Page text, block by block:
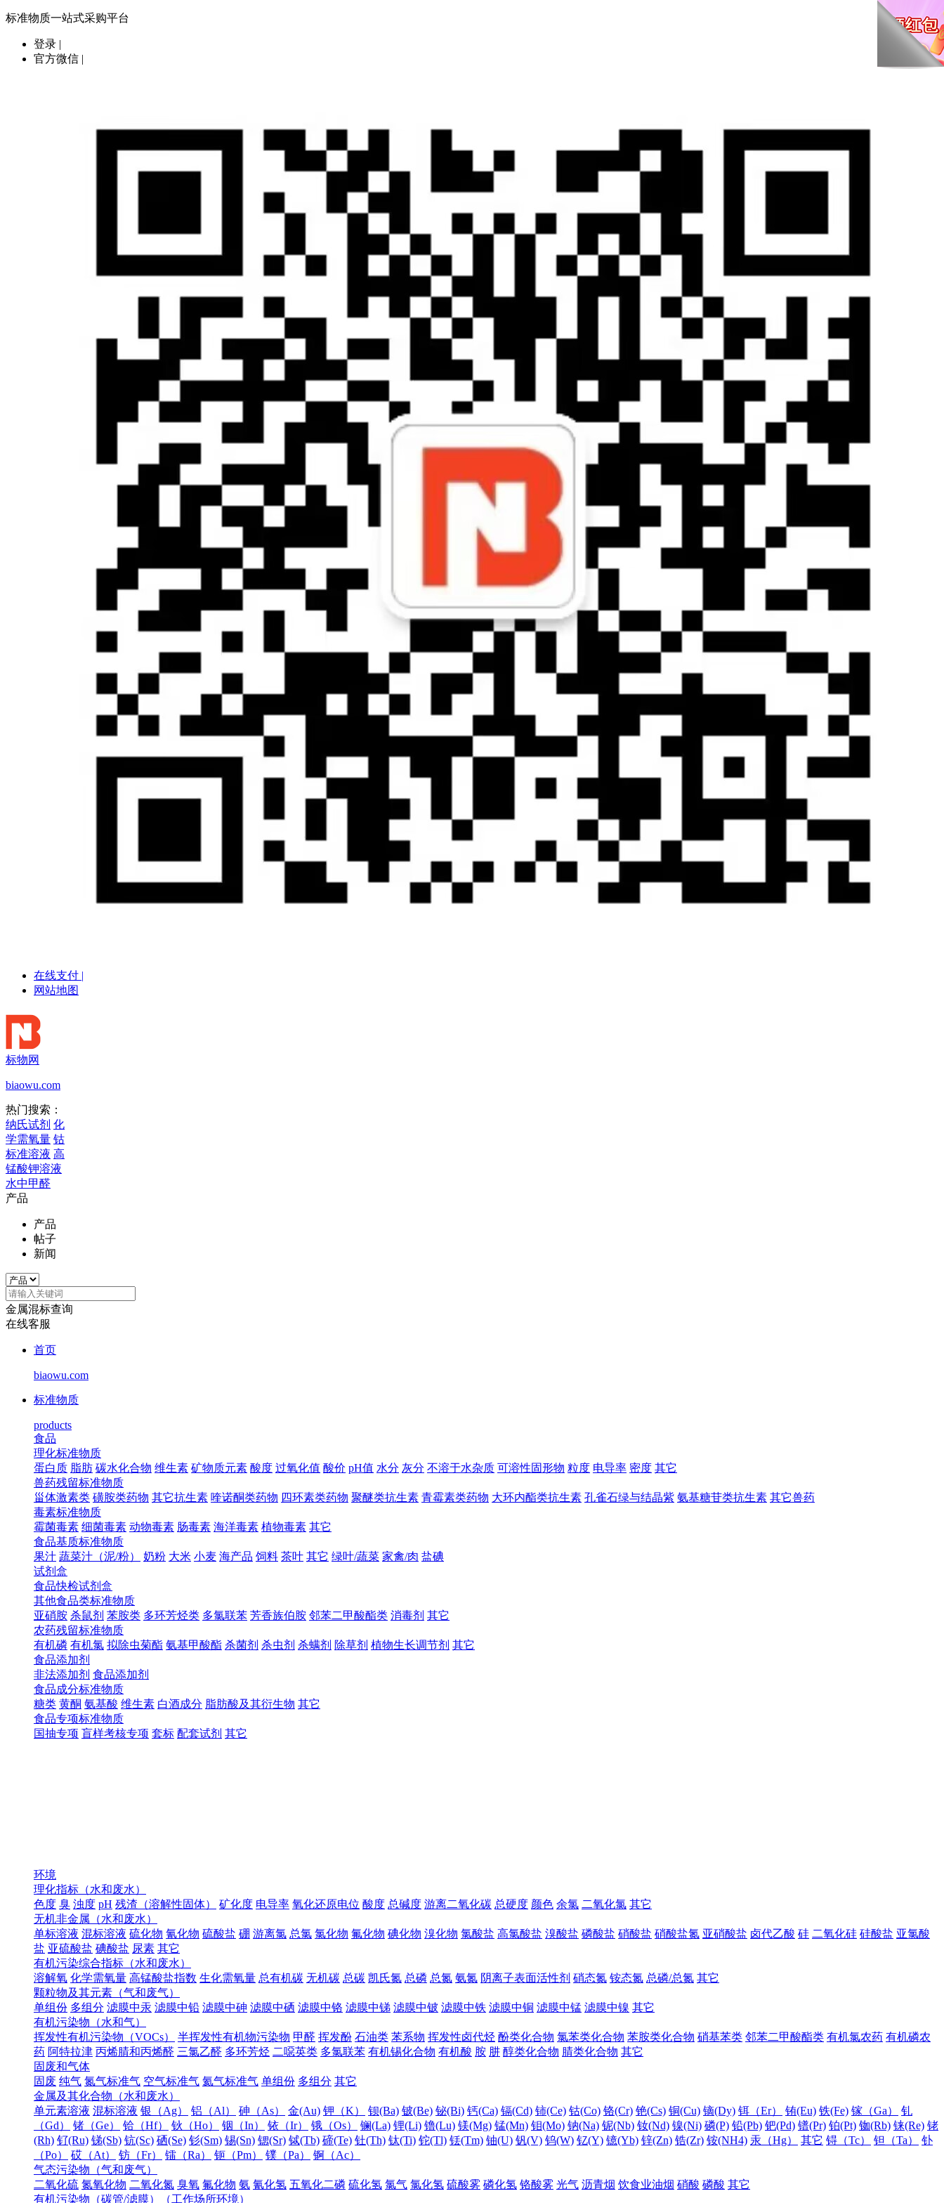
标准物质一站式采购平台
登录 |
官方微信 |
在线支付 |
网站地图
标物网
biaowu.com
热门搜索：
纳氏试剂 化
学需氧量 钴
标准溶液 高
锰酸钾溶液
水中甲醛
产品
产品
帖子
新闻
金属混标查询
在线客服
首页
biaowu.com
标准物质
products
食品
理化标准物质
蛋白质 脂肪 碳水化合物 维生素 矿物质元素 酸度 过氧化值 酸价 pH值 水分 灰分 不溶于水杂质 可溶性固形物 粒度 电导率 密度 其它
兽药残留标准物质
甾体激素类 磺胺类药物 其它抗生素 喹诺酮类药物 四环素类药物 聚醚类抗生素 青霉素类药物 大环内酯类抗生素 孔雀石绿与结晶紫 氨基糖苷类抗生素 其它兽药
毒素标准物质
霉菌毒素 细菌毒素 动物毒素 肠毒素 海洋毒素 植物毒素 其它
食品基质标准物质
果汁 蔬菜汁（泥/粉） 奶粉 大米 小麦 海产品 饲料 茶叶 其它 绿叶/蔬菜 家禽/肉 盐碘
试剂盒
食品快检试剂盒
其他食品类标准物质
亚硝胺 杀鼠剂 苯胺类 多环芳烃类 多氯联苯 芳香族伯胺 邻苯二甲酸酯类 消毒剂 其它
农药残留标准物质
有机磷 有机氯 拟除虫菊酯 氨基甲酸酯 杀菌剂 杀虫剂 杀螨剂 除草剂 植物生长调节剂 其它
食品添加剂
非法添加剂 食品添加剂
食品成分标准物质
糖类 黄酮 氨基酸 维生素 白酒成分 脂肪酸及其衍生物 其它
食品专项标准物质
国抽专项 盲样考核专项 套标 配套试剂 其它
环境
理化指标（水和废水）
色度 臭 浊度 pH 残渣（溶解性固体） 矿化度 电导率 氧化还原电位 酸度 总碱度 游离二氧化碳 总硬度 颜色 余氯 二氧化氯 其它
无机非金属（水和废水）
单标溶液 混标溶液 硫化物 氰化物 硫酸盐 硼 游离氯 总氯 氯化物 氟化物 碘化物 溴化物 氯酸盐 高氯酸盐 溴酸盐 磷酸盐 硝酸盐 硝酸盐氮 亚硝酸盐 卤代乙酸 硅 二氧化硅 硅酸盐 亚氯酸
盐 亚硫酸盐 碘酸盐 尿素 其它
有机污染综合指标（水和废水）
溶解氧 化学需氧量 高锰酸盐指数 生化需氧量 总有机碳 无机碳 总碳 凯氏氮 总磷 总氮 氨氮 阴离子表面活性剂 硝态氮 铵态氮 总磷/总氮 其它
颗粒物及其元素（气和废气）
单组份 多组分 滤膜中汞 滤膜中铅 滤膜中砷 滤膜中硒 滤膜中铬 滤膜中锑 滤膜中铍 滤膜中铁 滤膜中铜 滤膜中锰 滤膜中镍 其它
有机污染物（水和气）
挥发性有机污染物（VOCs）
半挥发性有机物污染物 甲醛 挥发酚 石油类 苯系物 挥发性卤代烃 酚类化合物 氯苯类化合物 苯胺类化合物 硝基苯类 邻苯二甲酸酯类 有机氯农药 有机磷农
药 阿特拉津 丙烯腈和丙烯醛 三氯乙醛 多环芳烃 二噁英类 多氯联苯 有机锡化合物 有机酸 胺 肼 醇类化合物 腈类化合物 其它
固废和气体
固废 纯气 氮气标准气 空气标准气 氦气标准气 单组份 多组分 其它
金属及其化合物（水和废水）
单元素溶液 混标溶液 银（Ag） 铝（Al） 砷（As） 金(Au) 钾（K） 钡(Ba) 铍(Be) 铋(Bi) 钙(Ca) 镉(Cd) 铈(Ce) 钴(Co) 铬(Cr) 铯(Cs) 铜(Cu) 镝(Dy) 铒（Er） 铕(Eu) 铁(Fe) 镓（Ga）
钆
（Gd）
锗（Ge） 铪（Hf） 钬（Ho） 铟（In） 铱（Ir） 锇（Os） 镧(La) 锂(Li) 镥(Lu) 镁(Mg) 锰(Mn) 钼(Mo) 钠(Na) 铌(Nb) 钕(Nd) 镍(Ni) 磷(P) 铅(Pb) 钯(Pd) 镨(Pr) 铂(Pt) 铷(Rb) 铼(Re) 铑
(Rh) 钌(Ru) 锑(Sb) 钪(Sc) 硒(Se) 钐(Sm) 锡(Sn) 锶(Sr) 铽(Tb) 碲(Te) 钍(Th) 钛(Ti) 铊(Tl) 铥(Tm) 铀(U) 钒(V) 钨(W) 钇(Y) 镱(Yb) 锌(Zn) 锆(Zr) 铵(NH4) 汞（Hg） 其它 锝（Tc） 钽（Ta）
钋
（Po）
砹（At） 钫（Fr） 镭（Ra） 钷（Pm） 镤（Pa）
锕（Ac）
气态污染物（气和废气）
二氧化硫 氮氧化物 二氧化氮 臭氧 氟化物 氨 氰化氢 五氧化二磷 硫化氢 氯气 氯化氢 硫酸雾 磷化氢 铬酸雾 光气 沥青烟 饮食业油烟 硝酸 磷酸 其它
有机污染物（碳管/滤膜）（工作场所环境）